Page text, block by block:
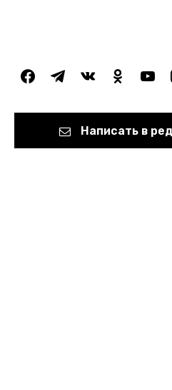
facebooktelegramvkontakteodnoklassniki
Написать в